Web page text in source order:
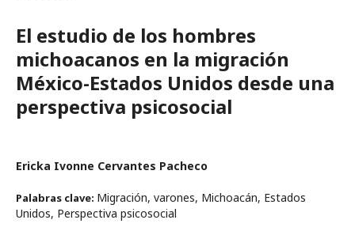
El estudio de los hombres
michoacanos en la migración
México-Estados Unidos desde una
perspectiva psicosocial
Ericka Ivonne Cervantes Pacheco
Palabras clave: Migración, varones, Michoacán, Estados
Unidos, Perspectiva psicosocial